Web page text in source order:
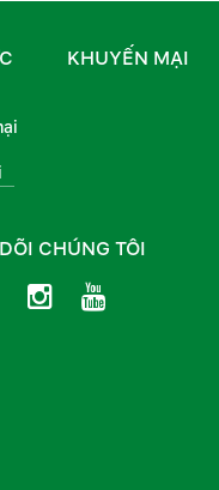
KHUYẾN MẠI
CHÚNG TÔI